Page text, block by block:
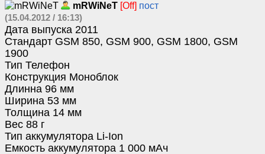
mRWiNeT [Off] пост
(15.04.2012 / 16:13)
Дата выпуска 2011
Стандарт GSM 850, GSM 900, GSM 1800, GSM
1900
Тип Телефон
Конструкция Моноблок
Длинна 96 мм
Ширина 53 мм
Толщина 14 мм
Вес 88 г
Тип аккумулятора Li-Ion
Емкость аккумулятора 1 000 мАч